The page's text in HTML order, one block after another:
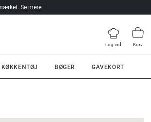
Se mere
Log ind Kurv
KØKKENTØJ BØGER GAVEKORT